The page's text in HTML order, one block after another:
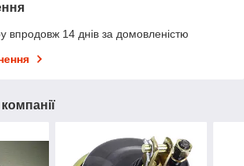
впродовж 14 днів за домовленістю